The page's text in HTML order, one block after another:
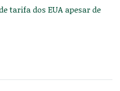
tarifa dos EUA apesar de